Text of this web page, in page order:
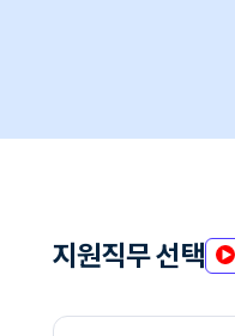
지원직무 선택